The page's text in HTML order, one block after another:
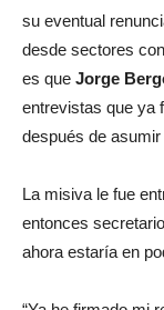
su eventual
desde sectores
es que Jorge
entrevistas que ya
después de
La misiva le fue
entonces
ahora estaría en